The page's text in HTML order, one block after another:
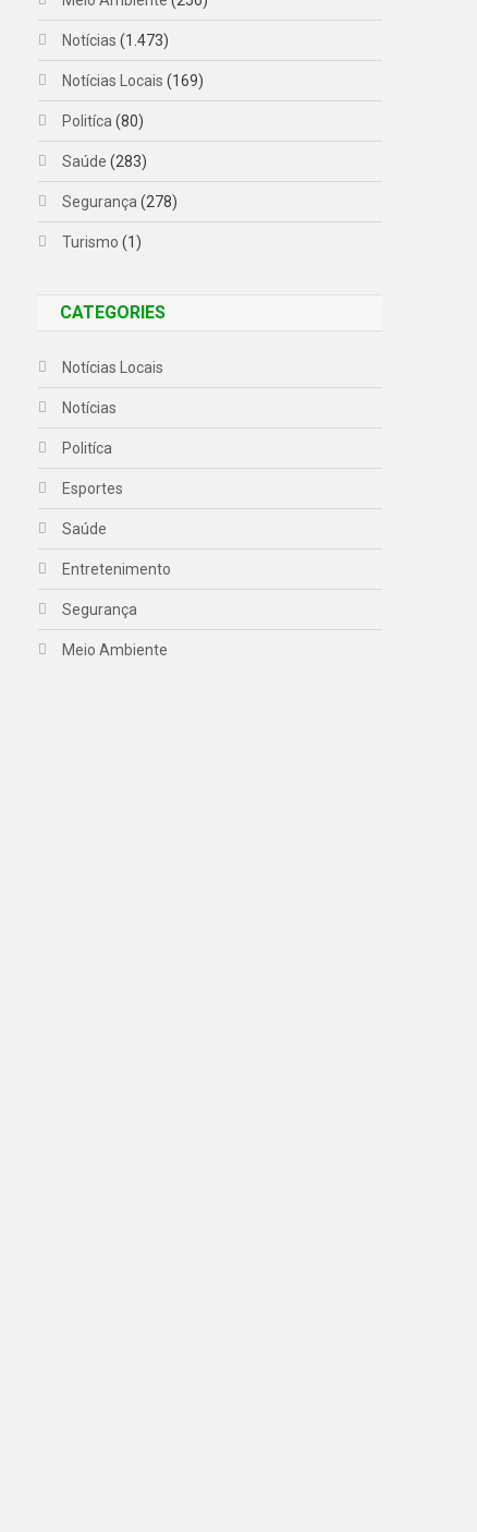
Notícias (1.473)
Notícias Locais (169)
Politíca (80)
Saúde (283)
Segurança (278)
Turismo (1)
CATEGORIES
Notícias Locais
Notícias
Politíca
Esportes
Saúde
Entretenimento
Segurança
Meio Ambiente